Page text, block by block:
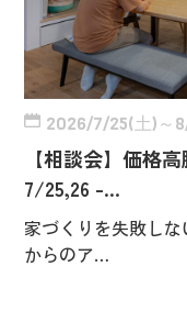
2026/7/25(土)～
【相談会】価格
7/25,26 -…
家づくりを失敗し
からのア…